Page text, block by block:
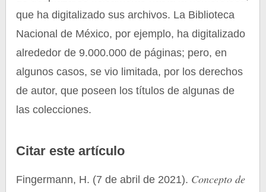
que ha digitalizado sus archivos. La Biblioteca
Nacional de México, por ejemplo, ha digitalizado
alrededor de 9.000.000 de páginas; pero, en
algunos casos, se vio limitada, por los derechos
de autor, que poseen los títulos de algunas de
las colecciones.
Citar este artículo
Fingermann, H. (7 de abril de 2021). Concepto de